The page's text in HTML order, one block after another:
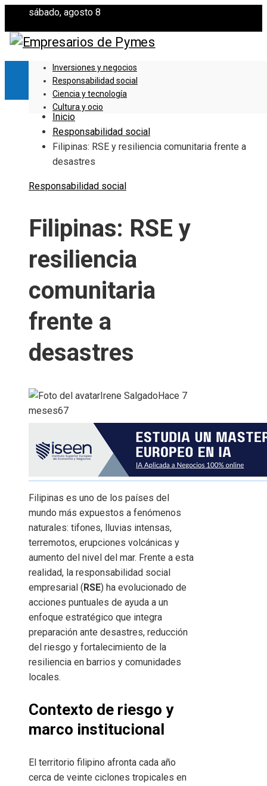
sábado, agosto 8
Inversiones y negocios
Responsabilidad social
Ciencia y tecnología
Cultura y ocio
Inicio
Responsabilidad social
Filipinas: RSE y resiliencia comunitaria frente a
desastres
Responsabilidad social
Filipinas: RSE y
resiliencia
comunitaria
frente a
desastres
Irene Salgado Hace 7
meses67
Filipinas es uno de los países del
mundo más expuestos a fenómenos
naturales: tifones, lluvias intensas,
terremotos, erupciones volcánicas y
aumento del nivel del mar. Frente a esta
realidad, la responsabilidad social
empresarial ( RSE) ha evolucionado de
acciones puntuales de ayuda a un
enfoque estratégico que integra
preparación ante desastres, reducción
del riesgo y fortalecimiento de la
resiliencia en barrios y comunidades
locales.
Contexto de riesgo y
marco institucional
El territorio filipino afronta cada año
cerca de veinte ciclones tropicales en